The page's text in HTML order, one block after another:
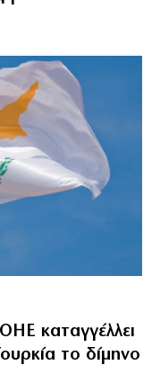
καταγγέλλει
το δίμηνο